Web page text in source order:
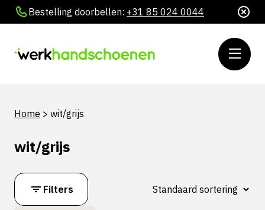
Bestelling doorbellen: +31 85 024 0044
Home > wit/grijs
wit/grijs
Filters